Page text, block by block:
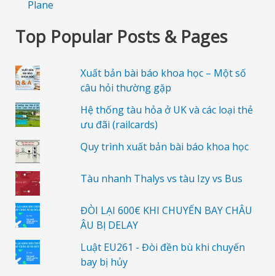
Plane
Top Popular Posts & Pages
Xuất bản bài báo khoa học – Một số
câu hỏi thường gặp
Hệ thống tàu hỏa ở UK và các loại thẻ
ưu đãi (railcards)
Quy trình xuất bản bài báo khoa học
Tàu nhanh Thalys vs tàu Izy vs Bus
ĐÒI LẠI 600€ KHI CHUYẾN BAY CHÂU
ÂU BỊ DELAY
Luật EU261 - Đòi đền bù khi chuyến
bay bị hủy